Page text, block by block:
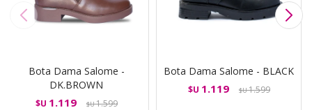
Bota Dama Salome -
DK.BROWN
$U 1.119 $U1.599
Bota Dama Salome - BLACK
$U 1.119 $U1.599